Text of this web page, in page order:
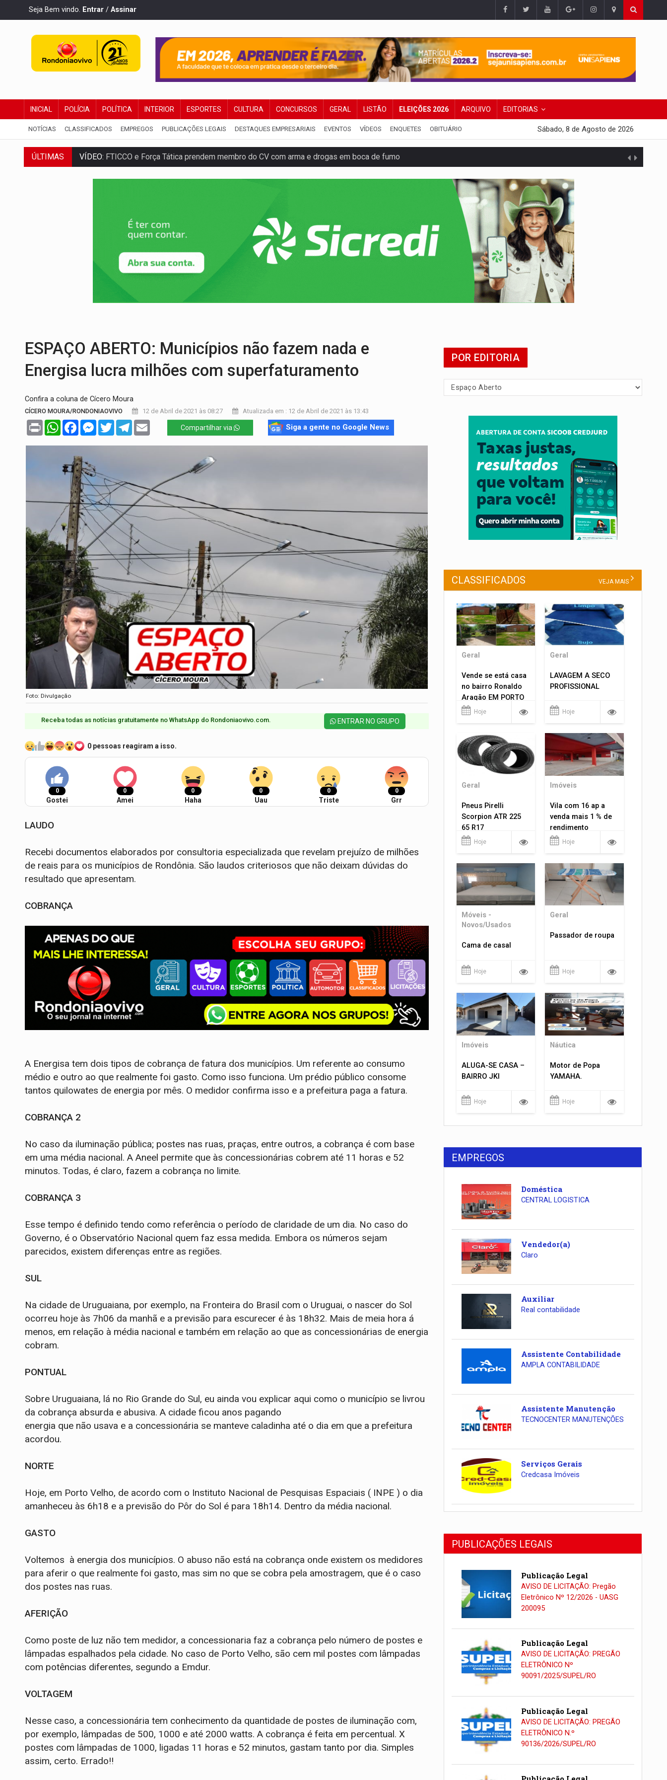
Seja Bem vindo. Entrar / Assinar
INICIAL POLÍCIA POLÍTICA INTERIOR ESPORTES CULTURA CONCURSOS GERAL LISTÃO ELEIÇÕES 2026 ARQUIVO EDITORIAS
NOTÍCIAS CLASSIFICADOS EMPREGOS PUBLICAÇÕES LEGAIS DESTAQUES EMPRESARIAIS EVENTOS VÍDEOS ENQUETES OBITUÁRIO Sábado, 8 de Agosto de 2026
ÚLTIMAS VÍDEO: FTICCO e Força Tática prendem membro do CV com arma e drogas em boca de fumo
INCLUSÃO:Prefeitura fortalece parceria com a APAE para ampliar ações voltadas a PCD's
TEMAS SOCIOAMBIENTAIS: Em Itapuã do Oeste, CINEMAZÔNIA leva cinema amazônico a estudantes na escola
Interior de Rondônia terá sábado (8) de calor intenso e tempo firme
INFRAESTRUTURA:Após quase 30 anos de espera, asfalto chega ao bairro Nova Esperança
Coreografia de Rondônia estreia na programação do Festival de Dança de Joinville
ELEIÇÕES 2026: Sgt. Mouza esclarece 'erro de digitação' em declaração de patrimônio de R$ 29 mi
ESPAÇO ABERTO: Municípios não fazem nada e
Energisa lucra milhões com superfaturamento
Confira a coluna de Cícero Moura
CÍCERO MOURA/RONDONIAOVIVO 12 de Abril de 2021 às 08:27 Atualizada em : 12 de Abril de 2021 às 13:43
Print WhatsAppFacebookMessenger
TwitterTelegram Compartilhar via Siga a gente no Google News
Foto: Divulgação
Receba todas as notícias gratuitamente no WhatsApp do Rondoniaovivo.com.​ ENTRAR NO GRUPO
0 pessoas reagiram a isso.
0
Gostei
0
Amei
0
Haha
0
Uau
0
Triste
0
Grr
LAUDO
Recebi documentos elaborados por consultoria especializada que revelam prejuízo de milhões
de reais para os municípios de Rondônia. São laudos criteriosos que não deixam dúvidas do
resultado que apresentam.
COBRANÇA
A Energisa tem dois tipos de cobrança de fatura dos municípios. Um referente ao consumo
médio e outro ao que realmente foi gasto. Como isso funciona. Um prédio público consome
tantos quilowates de energia por mês. O medidor confirma isso e a prefeitura paga a fatura.
COBRANÇA 2
No caso da iluminação pública; postes nas ruas, praças, entre outros, a cobrança é com base
em uma média nacional. A Aneel permite que às concessionárias cobrem até 11 horas e 52
minutos. Todas, é claro, fazem a cobrança no limite.
COBRANÇA 3
Esse tempo é definido tendo como referência o período de claridade de um dia. No caso do
Governo, é o Observatório Nacional quem faz essa medida. Embora os números sejam
parecidos, existem diferenças entre as regiões.
SUL
Na cidade de Uruguaiana, por exemplo, na Fronteira do Brasil com o Uruguai, o nascer do Sol
ocorreu hoje às 7h06 da manhã e a previsão para escurecer é às 18h32. Mais de meia hora á
menos, em relação à média nacional e também em relação ao que as concessionárias de energia
cobram.
PONTUAL
Sobre Uruguaiana, lá no Rio Grande do Sul, eu ainda vou explicar aqui como o município se livrou
da cobrança absurda e abusiva. A cidade ficou anos pagando
energia que não usava e a concessionária se manteve caladinha até o dia em que a prefeitura
acordou.
NORTE
Hoje, em Porto Velho, de acordo com o Instituto Nacional de Pesquisas Espaciais ( INPE ) o dia
amanheceu às 6h18 e a previsão do Pôr do Sol é para 18h14. Dentro da média nacional.
GASTO
Voltemos à energia dos municípios. O abuso não está na cobrança onde existem os medidores
para aferir o que realmente foi gasto, mas sim no que se cobra pela amostragem, que é o caso
dos postes nas ruas.
AFERIÇÃO
Como poste de luz não tem medidor, a concessionaria faz a cobrança pelo número de postes e
lâmpadas espalhados pela cidade. No caso de Porto Velho, são cem mil postes com lâmpadas
com potências diferentes, segundo a Emdur.
VOLTAGEM
Nesse caso, a concessionária tem conhecimento da quantidade de postes de iluminação com,
por exemplo, lâmpadas de 500, 1000 e até 2000 watts. A cobrança é feita em percentual. X
postes com lâmpadas de 1000, ligadas 11 horas e 52 minutos, gastam tanto por dia. Simples
assim, certo. Errado!!
POR EDITORIA
CLASSIFICADOS VEJA MAIS
Geral
Vende se está casa
no bairro Ronaldo
Aragão EM PORTO
VELHO RO.
Hoje
Geral
LAVAGEM A SECO
PROFISSIONAL
Hoje
Geral
Pneus Pirelli
Scorpion ATR 225
65 R17
Hoje
Imóveis
Vila com 16 ap a
venda mais 1 % de
rendimento
Hoje
Móveis -
Novos/Usados
Cama de casal
Hoje
Geral
Passador de roupa
Hoje
Imóveis
ALUGA-SE CASA –
BAIRRO JKI
Hoje
Náutica
Motor de Popa
YAMAHA.
Hoje
EMPREGOS
Doméstica
CENTRAL LOGISTICA
Vendedor(a)
Claro
Auxiliar
Real contabilidade
Assistente Contabilidade
AMPLA CONTABILIDADE
Assistente Manutenção
TECNOCENTER MANUTENÇÕES
Serviços Gerais
Credcasa Imóveis
PUBLICAÇÕES LEGAIS
Publicação Legal
AVISO DE LICITAÇÃO: Pregão
Eletrônico Nº 12/2026 - UASG
200095
Publicação Legal
AVISO DE LICITAÇÃO: PREGÃO
ELETRÔNICO Nº
90091/2025/SUPEL/RO
Publicação Legal
AVISO DE LICITAÇÃO: PREGÃO
ELETRÔNICO N.º
90136/2026/SUPEL/RO